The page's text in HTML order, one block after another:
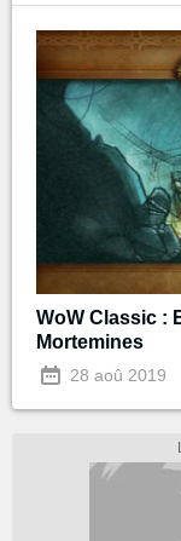
WoW Classic :
Mortemines
28 aoû 2019